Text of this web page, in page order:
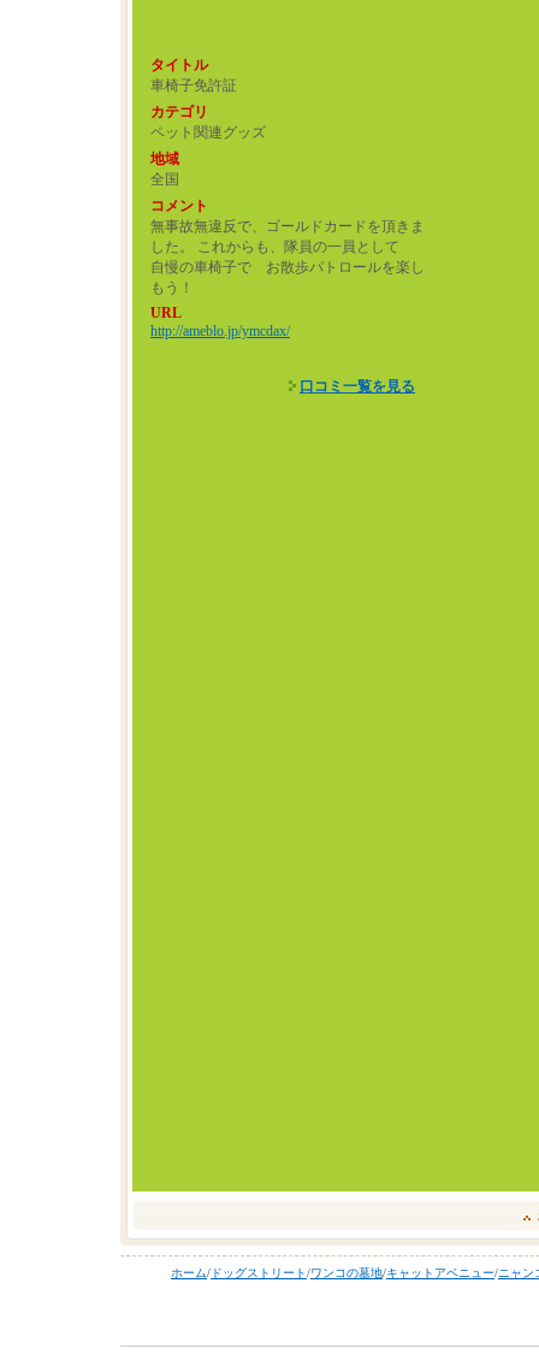
タイトル
車椅子免許証
カテゴリ
ペット関連グッズ
地域
全国
コメント
無事故無違反で、ゴールドカードを頂きま
した。 これからも、隊員の一員として
自慢の車椅子で お散歩パトロールを楽し
もう！
URL
http://ameblo.jp/ymcdax/
口コミ一覧を見る
ホーム/ ドッグストリート/ワンコの墓地/キャットアベニュー/ニャン